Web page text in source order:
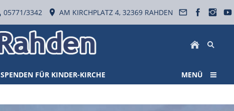
05771/3342 AM KIRCHPLATZ 4, 32369 RAHDEN
SPENDEN FÜR KINDER-KIRCHE MENÜ